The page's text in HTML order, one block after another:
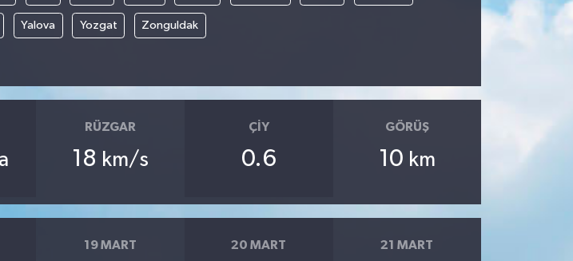
Yalova Yozgat Zonguldak
RÜZGAR
18 km/s
ÇIY
0.6
GÖRÜŞ
10 km
19 MART 20 MART 21 MART